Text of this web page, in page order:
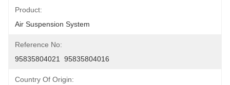
Product:
Air Suspension System
Reference No:
95835804021  95835804016
Country Of Origin: